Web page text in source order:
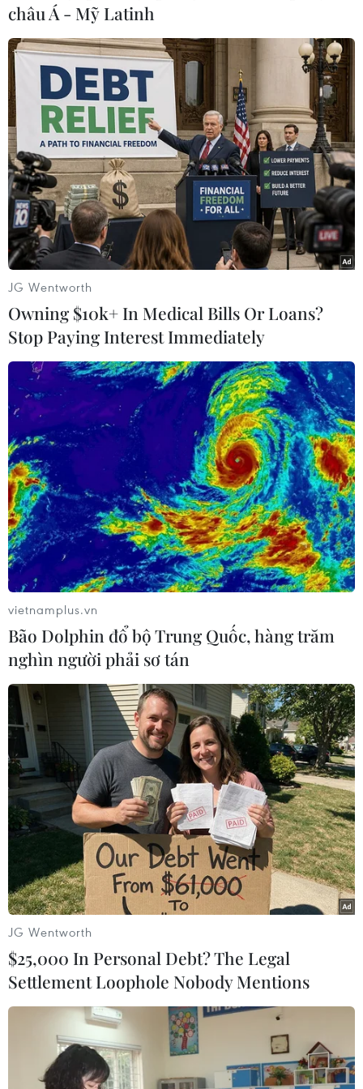
#Hệ thống SWIFT #Ngân hàng Nga
#Gazprombank
#Sberbank
#Phương Tây Nga
Theo dõi VietnamPlus
TIN LIÊN QUAN
Các ngân hàng của Nga vẫn duy trì hoạt
động bình thường
25/02/2022 06:51
Theo ngân hàng Gazprombank, việc Mỹ cấm ngân
hàng phát hành trái phiếu kỳ hạn trên 14 ngày tại thị
trường vốn của Mỹ không ảnh hưởng tới các hoạt động
hiện tại.
châu Á - Mỹ Latinh
JG Wentworth
Owning $10k+ In Medical Bills Or Loans?
Stop Paying Interest Immediately
vietnamplus.vn
Bão Dolphin đổ bộ Trung Quốc, hàng trăm
nghìn người phải sơ tán
JG Wentworth
$25,000 In Personal Debt? The Legal
Settlement Loophole Nobody Mentions